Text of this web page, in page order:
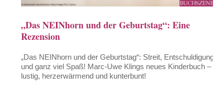
„Das NEINhorn und der Geburtstag“: Eine
Rezension
„Das NEINhorn und der Geburtstag“: Streit, Entschuldigung
und ganz viel Spaß! Marc-Uwe Klings neues Kinderbuch –
lustig, herzerwärmend und kunterbunt!